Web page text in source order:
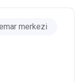
merkezi